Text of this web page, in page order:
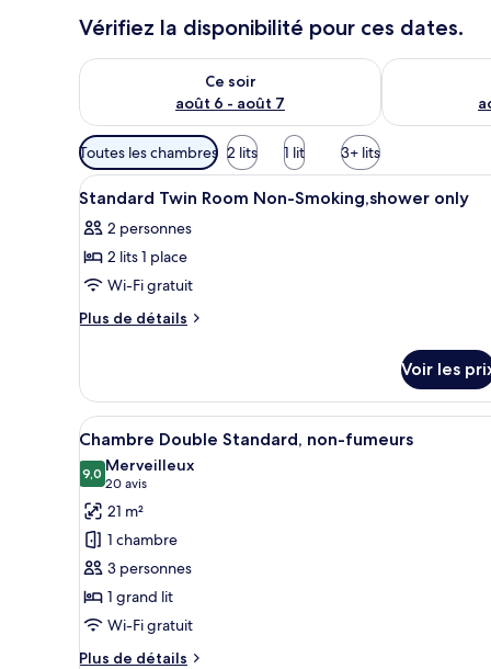
Vérifiez la disponibilité pour ces dates.
Ce soir
août 6 - août 7
Vérifier la disponibilité pour ce soir août 6 - août 7
Vérifier la
Filtres
disponibles
pour
chambres
Toutes les chambres 2 lits 1 lit 3+ lits
Afficher
toutes
les
photos
pour
ce
chambre :
Standard
Twin
Room
Non-
Smoking,shower
only
Une chambre d’hôtel avec
1
Standard Twin Room Non-Smoking,shower only
2 personnes
2 lits 1 place
Wi-Fi gratuit
Plus de détails
Plus
le
type
de
chambre
Standard
Twin
Room
Non-
Smoking,shower
only
Voir les
Afficher
toutes
les
photos
pour
ce
type
de
chambre :
Chambre
Une chambre d’hôtel avec
11
Chambre Double Standard, non-fumeurs
9,09,0 sur 10
Merveilleux
20 avis
(20 avis)
21 m²
1 chambre
3 personnes
1 grand lit
Wi-Fi gratuit
Plus de détails
Plus